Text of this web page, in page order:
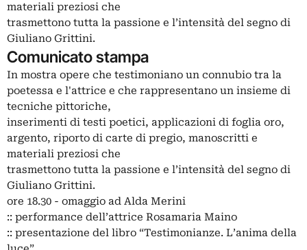
materiali preziosi che
trasmettono tutta la passione e l’intensità del segno di
Giuliano Grittini.
Comunicato stampa
In mostra opere che testimoniano un connubio tra la
poetessa e l'attrice e che rappresentano un insieme di
tecniche pittoriche,
inserimenti di testi poetici, applicazioni di foglia oro,
argento, riporto di carte di pregio, manoscritti e
materiali preziosi che
trasmettono tutta la passione e l’intensità del segno di
Giuliano Grittini.
ore 18.30 - omaggio ad Alda Merini
:: performance dell’attrice Rosamaria Maino
:: presentazione del libro “Testimonianze. L’anima della